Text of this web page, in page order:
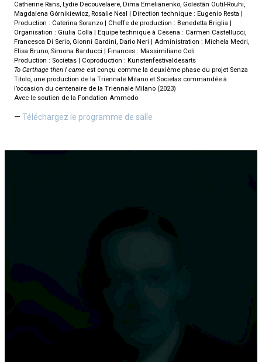
Catherine Rans, Lydie Decouvelaere, Dima Emelianenko, Golestân Outil-Rouhi,
Magdalena Górnikiewicz, Rosalie Neal | Direction technique : Eugenio Resta |
Production : Caterina Soranzo | Cheffe de production : Benedetta Briglia |
Organisation : Giulia Colla | Equipe technique à Cesena : Carmen Castellucci,
Francesca Di Serio, Gionni Gardini, Dario Neri | Administration : Michela Medri,
Elisa Bruno, Simona Barducci | Finances : Massimiliano Coli
Production : Societas | Coproduction : Kunstenfestivaldesarts
To Carthage then I came est conçu comme la deuxième phase du projet Senza
Titolo, une production de la Triennale Milano et Societas commandée à
l’occasion du centenaire de la Triennale Milano (2023)
Avec le soutien de la Fondation Ammodo
Téléchargez le programme de salle